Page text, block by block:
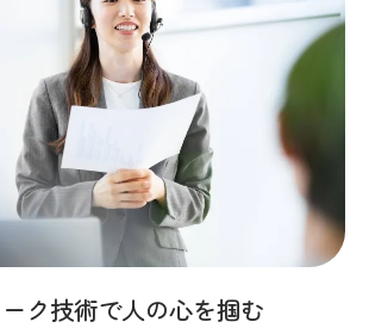
ク技術で人の心を掴む